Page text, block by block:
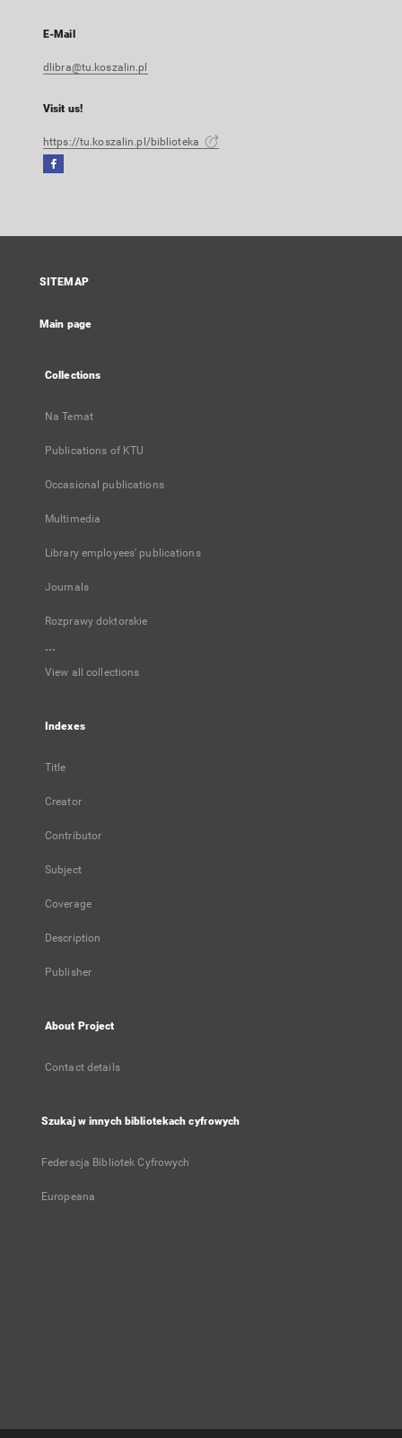
E-Mail
dlibra@tu.koszalin.pl
Visit us!
https://tu.koszalin.pl/biblioteka
Facebook
open
new
SITEMAP
Main page
Collections
Na Temat
Publications of KTU
Occasional publications
Multimedia
Library employees' publications
Journals
Rozprawy doktorskie
...
View all collections
Indexes
Title
Creator
Contributor
Subject
Coverage
Description
Publisher
About Project
Contact details
Szukaj w innych bibliotekach cyfrowych
Federacja Bibliotek Cyfrowych
Europeana